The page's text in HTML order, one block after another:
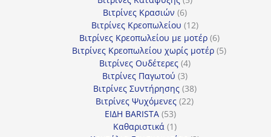
Βιτρίνες Κρασιών 66
προϊόντα
Βιτρίνες Κρεοπωλείου 1212
προϊόντα
Βιτρίνες Κρεοπωλείου με μοτέρ 66
προϊόντα
Βιτρίνες Κρεοπωλείου χωρίς μοτέρ 55
Βιτρίνες Ουδέτερες 44
προϊόντα
Βιτρίνες Παγωτού 33
προϊόντα
Βιτρίνες Συντήρησης 3838
προϊόντα
Βιτρίνες Ψυχόμενες 2222
ΕΙΔΗ BARISTA 5353
προϊόντα
Καθαριστικά 11